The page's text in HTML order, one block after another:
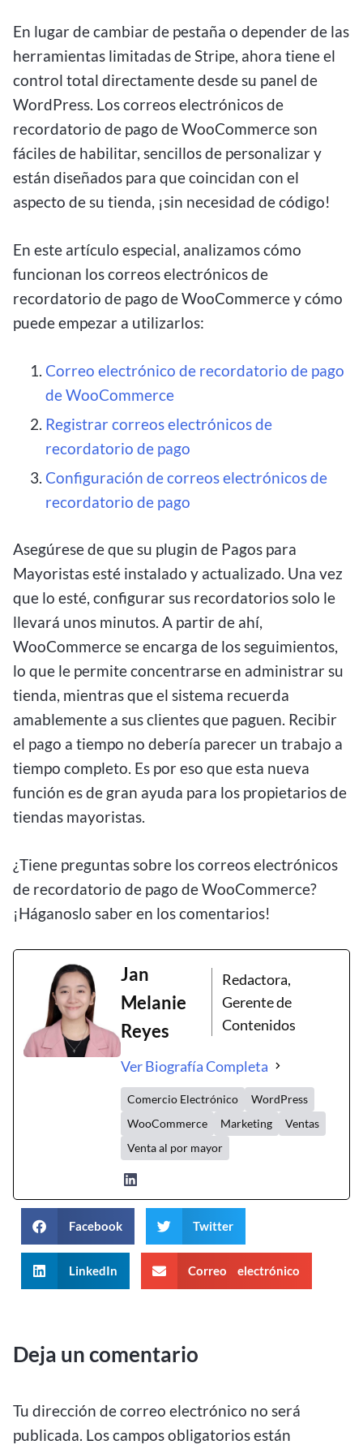
En lugar de cambiar de pestaña o depender de las
herramientas limitadas de Stripe, ahora tiene el
control total directamente desde su panel de
WordPress. Los correos electrónicos de
recordatorio de pago de WooCommerce son
fáciles de habilitar, sencillos de personalizar y
están diseñados para que coincidan con el
aspecto de su tienda, ¡sin necesidad de código!
En este artículo especial, analizamos cómo
funcionan los correos electrónicos de
recordatorio de pago de WooCommerce y cómo
puede empezar a utilizarlos:
Correo electrónico de recordatorio de pago
de WooCommerce
Registrar correos electrónicos de
recordatorio de pago
Configuración de correos electrónicos de
recordatorio de pago
Asegúrese de que su plugin de Pagos para
Mayoristas esté instalado y actualizado. Una vez
que lo esté, configurar sus recordatorios solo le
llevará unos minutos. A partir de ahí,
WooCommerce se encarga de los seguimientos,
lo que le permite concentrarse en administrar su
tienda, mientras que el sistema recuerda
amablemente a sus clientes que paguen. Recibir
el pago a tiempo no debería parecer un trabajo a
tiempo completo. Es por eso que esta nueva
función es de gran ayuda para los propietarios de
tiendas mayoristas.
¿Tiene preguntas sobre los correos electrónicos
de recordatorio de pago de WooCommerce?
¡Háganoslo saber en los comentarios!
Jan
Melanie
Reyes
Redactora,
Gerente de
Contenidos
Ver Biografía Completa
Comercio Electrónico
WordPress
WooCommerce
Marketing
Ventas
Venta al por mayor
Facebook Twitter
LinkedIn Correo electrónico
Deja un comentario
Tu dirección de correo electrónico no será
publicada. Los campos obligatorios están